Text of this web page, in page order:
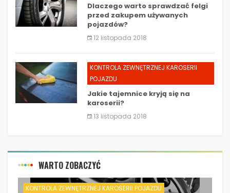
Dlaczego warto sprawdzać felgi
przed zakupem używanych
pojazdów?
12 listopada 2018
KONTROLA ZEWNĘTRZNEJ KAROSERII
POJAZDU
Jakie tajemnice kryją się na
karoserii?
13 listopada 2018
WARTO ZOBACZYĆ
KONTROLA ZEWNĘTRZNEJ KAROSERII POJAZDU